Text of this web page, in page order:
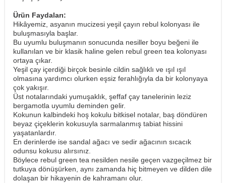
Ürün Faydaları:
Hikâyemiz, asyanın mucizesi yeşil çayın rebul kolonyası ile
buluşmasıyla başlar.
Bu uyumlu buluşmanın sonucunda nesiller boyu beğeni ile
kullanılan ve bir klasik haline gelen rebul green tea kolonyası
ortaya çıkar.
Yeşil çay içerdiği birçok besinle cildin sağlıklı ve ışıl ışıl
olmasına yardımcı olurken eşsiz ferahlığıyla da bir kolonyaya
çok yakışır.
Üst notalarındaki yumuşaklık, şeffaf çay tanelerinin leziz
bergamotla uyumlu deminden gelir.
Kokunun kalbindeki hoş kokulu bitkisel notalar, baş döndüren
beyaz çiçeklerin kokusuyla sarmalanmış tabiat hissini
yaşatanlardır.
En derinlerde ise sandal ağacı ve sedir ağacının sıcacık
odunsu kokusu alırsınız.
Böylece rebul green tea nesilden nesile geçen vazgeçilmez bir
tutkuya dönüşürken, aynı zamanda hiç bitmeyen ve dilden dile
dolaşan bir hikayenin de kahramanı olur.